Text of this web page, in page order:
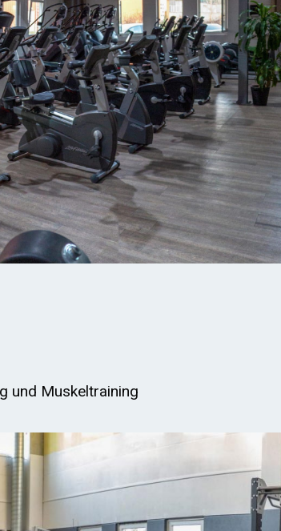
und Muskeltraining